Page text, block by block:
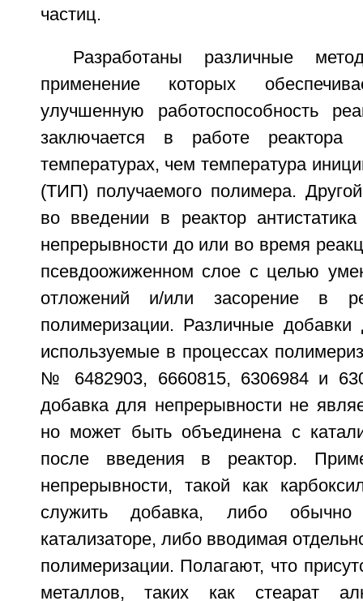
частиц.
Разработаны различные
применение которых
улучшенную работоспособность
заключается в работе
температурах, чем температура
(ТИП) получаемого полимера.
во введении в реактор
непрерывности до или во время
псевдоожиженном слое с целью
отложений и/или засорение в
полимеризации. Различные добавки
используемые в процессах
№ 6482903, 6660815, 6306984 и
добавка для непрерывности не
но может быть объединена с
после введения в реактор.
непрерывности, такой как
служить добавка, либо обычно
катализаторе, либо вводимая
полимеризации. Полагают, что
металлов, таких как стеарат